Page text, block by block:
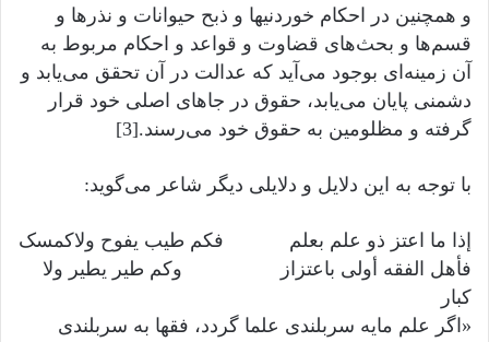
و همچنین در احکام خوردنیها و ذبح حیوانات و نذرها و
قسم‌ها و بحث‌های قضاوت و قواعد و احکام مربوط به
آن زمینه‌ای بوجود می‌آید که عدالت در آن تحقق می‌یابد و
دشمنی پایان می‌یابد، حقوق در جاهای اصلی خود قرار
گرفته و مظلومین به حقوق خود می‌رسند.[3]
با توجه به این دلایل و دلایلی دیگر شاعر می‌گوید:
إذا ما اعتز ذو علم بعلم فکم طیب یفوح ولاکمسک
فأهل الفقه أولی باعتزاز وکم طیر یطیر ولا
کبار
«اگر علم مایه سربلندی علما گردد، فقها به سربلندی